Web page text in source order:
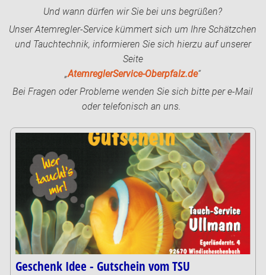
Und wann dürfen wir Sie bei uns begrüßen?
Unser Atemregler-Service kümmert sich um Ihre Schätzchen
und Tauchtechnik, informieren Sie sich hierzu auf unserer
Seite
„AtemreglerService-Oberpfalz.de“
Bei Fragen oder Probleme wenden Sie sich bitte per e-Mail
oder telefonisch an uns.
Geschenk Idee - Gutschein vom TSU